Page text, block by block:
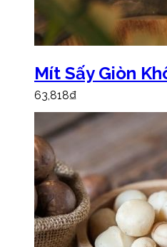
Mít Sấy Giòn
63,818₫